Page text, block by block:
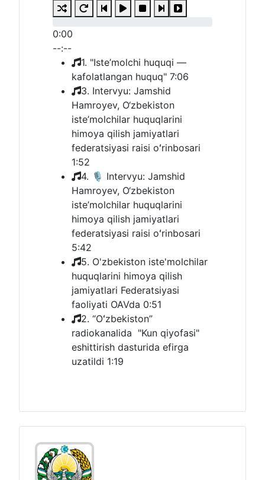
0:00
--:--
1. "Iste’molchi huquqi —
kafolatlangan huquq" 7:06
3. Intervyu: Jamshid
Hamroyev, O‘zbekiston
iste’molchilar huquqlarini
himoya qilish jamiyatlari
federatsiyasi raisi oʻrinbosari
1:52
4. 🎙 Intervyu: Jamshid
Hamroyev, O‘zbekiston
iste’molchilar huquqlarini
himoya qilish jamiyatlari
federatsiyasi raisi oʻrinbosari
5:42
5. O'zbekiston iste'molchilar
huquqlarini himoya qilish
jamiyatlari Federatsiyasi
faoliyati OAVda 0:51
2. “Oʻzbekiston”
radiokanalida "Kun qiyofasi"
eshittirish dasturida efirga
uzatildi 1:19